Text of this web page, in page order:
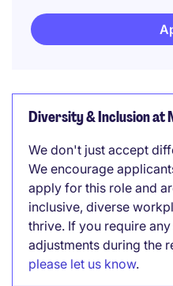
Diversity & Inclusion at
We don't just accept
We encourage
apply for this role and
inclusive, diverse
thrive. If you require
adjustments during the
please let us know.